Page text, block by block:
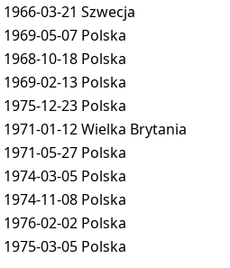
1966-03-21 Szwecja
1969-05-07 Polska
1968-10-18 Polska
1969-02-13 Polska
1975-12-23 Polska
1971-01-12Wielka Brytania
1971-05-27 Polska
1974-03-05 Polska
1974-11-08 Polska
1976-02-02 Polska
1975-03-05 Polska